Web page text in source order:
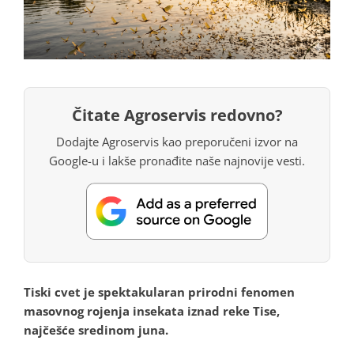
Čitate Agroservis redovno?
Dodajte Agroservis kao preporučeni izvor na
Google-u i lakše pronađite naše najnovije vesti.
Tiski cvet je spektakularan prirodni fenomen
masovnog rojenja insekata iznad reke Tise,
najčešće sredinom juna.